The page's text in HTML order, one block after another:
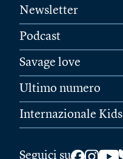
Newsletter
Podcast
Savage love
Ultimo numero
Internazionale Kids
Seguici su